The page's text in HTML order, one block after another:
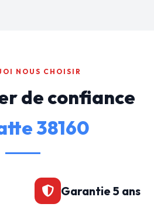
NOUS CHOISIR
de confiance
38160
Garantie 5 ans